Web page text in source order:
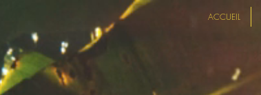
ACCUEIL